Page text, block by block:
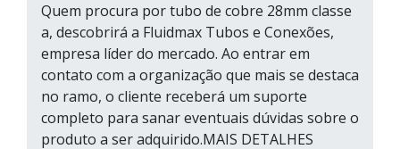
Quem procura por tubo de cobre 28mm classe
a, descobrirá a Fluidmax Tubos e Conexões,
empresa líder do mercado. Ao entrar em
contato com a organização que mais se destaca
no ramo, o cliente receberá um suporte
completo para sanar eventuais dúvidas sobre o
produto a ser adquirido.MAIS DETALHES